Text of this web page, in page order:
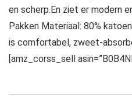
en scherp.En ziet er modern
Pakken Materiaal: 80%
is comfortabel, zweet-
[amz_corss_sell